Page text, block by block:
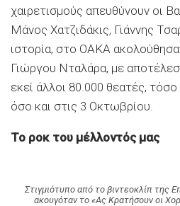
χαιρετισμούς απευθύνουν οι
Μάνος Χατζιδάκις, Γιάννης
ιστορία, στο ΟΑΚΑ
Γιώργου Νταλάρα, με
εκεί άλλοι 80.000 θεατές,
όσο και στις 3 Οκτωβρίου.
Το ροκ του μέλλοντός μας
Στιγμιότυπο από το βιντεοκλίπ της
ακουγόταν το «Ας Κρατήσουν οι